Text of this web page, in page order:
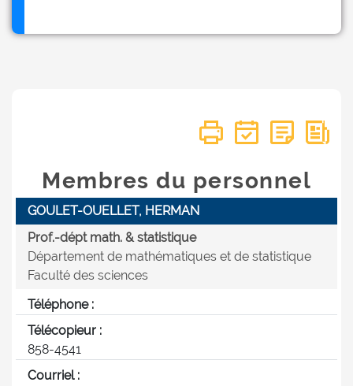
Membres du personnel
GOULET-OUELLET, HERMAN
Prof.-dépt math. & statistique
Département de mathématiques et de statistique
Faculté des sciences
Téléphone :
Télécopieur :
858-4541
Courriel :